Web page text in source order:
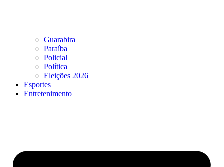
Guarabira
Paraíba
Policial
Política
Eleições 2026
Esportes
Entretenimento